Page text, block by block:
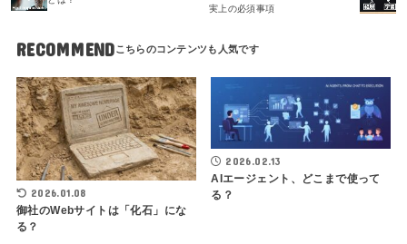
実上の必須事項
RECOMMEND
2026.01.08
御社のWebサイトは「化石」にな
る？
2026.02.13
AIエージェント、どこまで使って
る？